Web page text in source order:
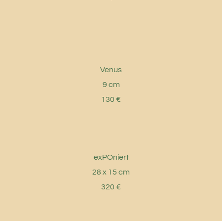
Venus
9 cm
130 €
exPOniert
28 x 15 cm
320 €